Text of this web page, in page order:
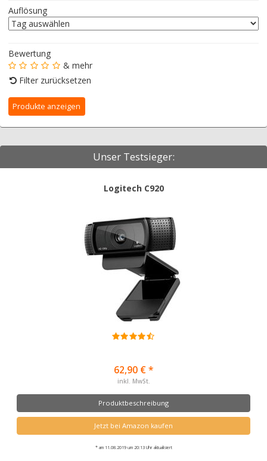
Auflösung
Bewertung
& mehr
Filter zurücksetzen
Unser Testsieger:
Logitech C920
62,90 € *
inkl. MwSt.
Produktbeschreibung
Jetzt bei Amazon kaufen
* am 11.08.2019 um 20:13 Uhr aktualisiert